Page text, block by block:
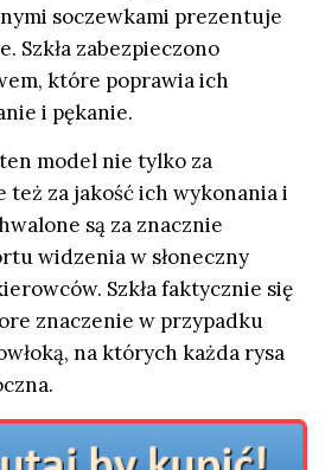
soczewkami prezentuje
Szkła zabezpieczono
które poprawia ich
i pękanie.
model nie tylko za
też za jakość ich wykonania i
są za znacznie
widzenia w słoneczny
Szkła faktycznie się
znaczenie w przypadku
na których każda rysa